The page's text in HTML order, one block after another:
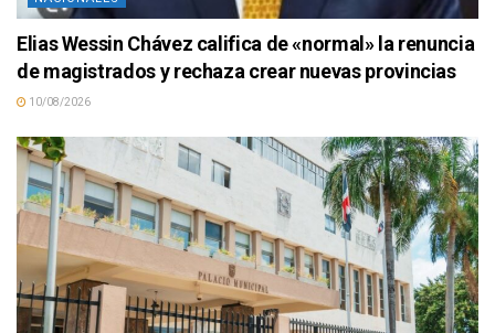
Elias Wessin Chávez califica de «normal» la renuncia
de magistrados y rechaza crear nuevas provincias
10/08/2026